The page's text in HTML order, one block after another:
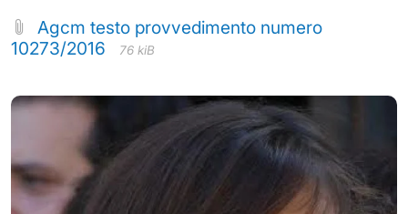
Agcm testo provvedimento numero
10273/2016
76 kiB